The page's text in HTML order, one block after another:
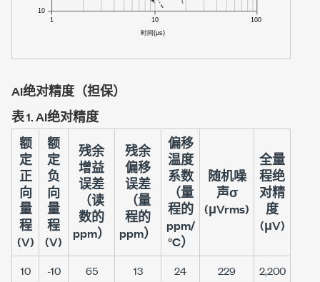
AI绝对精度（担保）
表 1.AI绝对精度
额
定
正
向
量
程
(V)
额
定
负
向
量
程
(V)
残余
增益
误差
（读
数的
ppm）
残余
偏移
误差
（量
程的
ppm）
偏移
温度
系数
（量
程的
ppm/
°C）
随机噪
声σ
(μVrms)
全量
程绝
对精
度
(μV)
10 -10 65 13 24 229
2,200